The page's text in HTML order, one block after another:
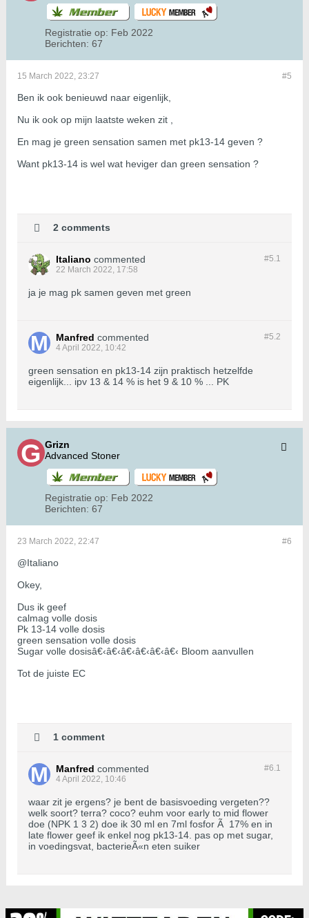
Registratie op: Feb 2022
Berichten: 67
#5
15 March 2022, 23:27
Ben ik ook benieuwd naar eigenlijk,
Nu ik ook op mijn laatste weken zit ,
En mag je green sensation samen met pk13-14 geven ?
Want pk13-14 is wel wat heviger dan green sensation ?
2 comments
#5.1
Italiano commented
22 March 2022, 17:58
ja je mag pk samen geven met green
#5.2
Manfred commented
4 April 2022, 10:42
green sensation en pk13-14 zijn praktisch hetzelfde
eigenlijk... ipv 13 & 14 % is het 9 & 10 % ... PK
Grizn
Advanced Stoner
Registratie op: Feb 2022
Berichten: 67
#6
23 March 2022, 22:47
@Italiano
Okey,
Dus ik geef
calmag volle dosis
Pk 13-14 volle dosis
green sensation volle dosis
Sugar volle dosisâ€‹â€‹â€‹â€‹â€‹â€‹ Bloom aanvullen
Tot de juiste EC
1 comment
#6.1
Manfred commented
4 April 2022, 10:46
waar zit je ergens? je bent de basisvoeding vergeten??
welk soort? terra? coco? euhm voor early to mid flower
doe (NPK 1 3 2) doe ik 30 ml en 7ml fosfor Ã 17% en in
late flower geef ik enkel nog pk13-14. pas op met sugar,
in voedingsvat, bacterieÃ«n eten suiker